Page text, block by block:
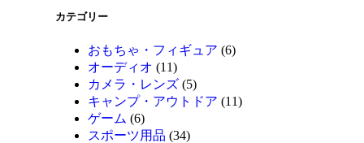
カテゴリー
おもちゃ・フィギュア (6)
オーディオ (11)
カメラ・レンズ (5)
キャンプ・アウトドア (11)
ゲーム (6)
スポーツ用品 (34)